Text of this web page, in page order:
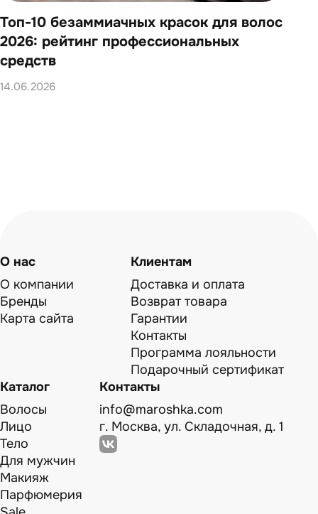
Топ-10 безаммиачных красок для волос
2026: рейтинг профессиональных
средств
14.06.2026
О нас
О компании
Бренды
Карта сайта
Клиентам
Доставка и оплата
Возврат товара
Гарантии
Контакты
Программа лояльности
Подарочный сертификат
Каталог
Волосы
Лицо
Тело
Для мужчин
Макияж
Парфюмерия
Контакты
info@maroshka.com
г. Москва, ул. Складочная, д. 1